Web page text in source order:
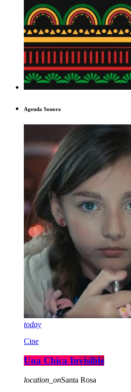
Agenda Sonora
today
Cine
Una Chica Invisible
location_onSanta Rosa